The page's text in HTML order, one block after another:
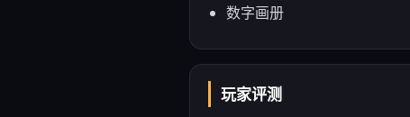
数字画册
玩家评测